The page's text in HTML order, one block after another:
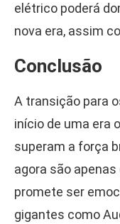
elétrico poderá
nova era, assim
Conclusão
A transição para
início de uma era
superam a força
agora são
promete ser
gigantes como